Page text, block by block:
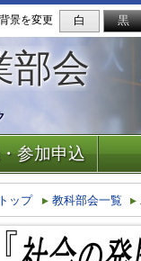
背景を変更 白 黒
部会
参加申込
トップ 教科部会一覧